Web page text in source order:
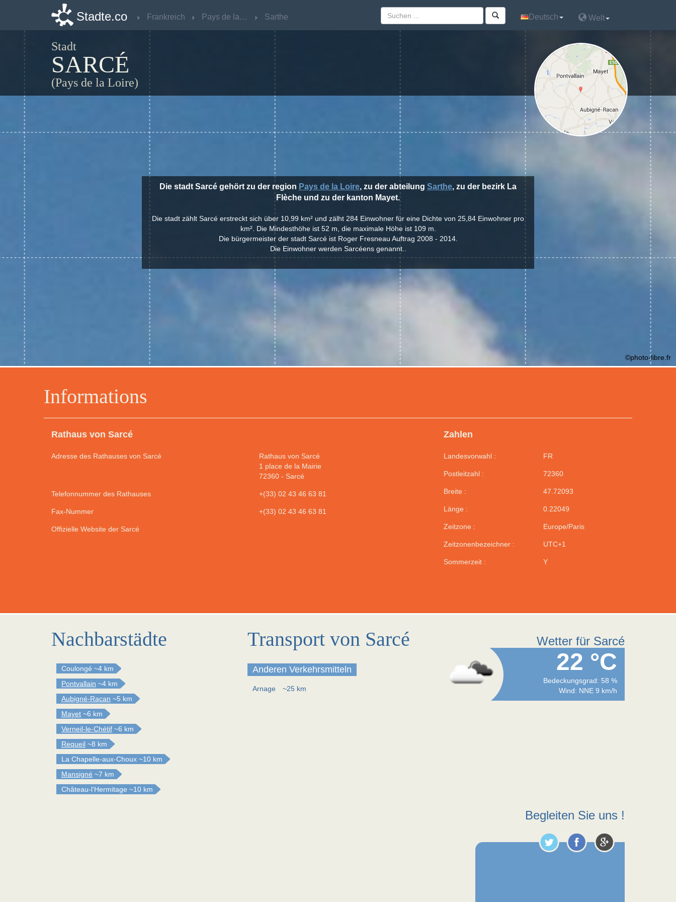
Stadte.co Frankreich Pays de la Loire Sarthe Deutsch Welt
Stadt
SARCÉ
(Pays de la Loire)
Informations
Rathaus von Sarcé
Adresse des Rathauses von Sarcé
Rathaus von Sarcé
1 place de la Mairie
72360- Sarcé
Telefonnummer des Rathauses +(33) 02 43 46 63 81
Fax-Nummer +(33) 02 43 46 63 81
Offizielle Website der Sarcé
Zahlen
Landesvorwahl : FR
Postleitzahl : 72360
Breite : 47.72093
Länge : 0.22049
Zeitzone : Europe/Paris
Zeitzonenbezeichner : UTC+1
Sommerzeit : Y
Die stadt Sarcé gehört zu der region Pays de la Loire, zu der abteilung Sarthe, zu der bezirk La
Flèche und zu der kanton Mayet.
Die stadt zählt Sarcé erstreckt sich über 10,99 km² und zälht 284 Einwohner für eine Dichte von 25,84 Einwohner pro
km². Die Mindesthöhe ist 52 m, die maximale Höhe ist 109 m.
Die bürgermeister der stadt Sarcé ist Roger Fresneau Auftrag 2008 - 2014.
Die Einwohner werden Sarcéens genannt..
©photo-libre.fr
Nachbarstädte
Coulongé ~4 km
Pontvallain ~4 km
Aubigné-Racan ~5 km
Mayet ~6 km
Verneil-le-Chétif ~6 km
Requeil ~8 km
La Chapelle-aux-Choux ~10 km
Mansigné ~7 km
Château-l'Hermitage ~10 km
Transport von Sarcé
Anderen Verkehrsmitteln
Arnage ~25 km
Wetter für Sarcé
22 °C
Bedeckungsgrad: 58 %
Wind: NNE 9 km/h
Begleiten Sie uns !
Stadte.co Frankreich Pays de la Loire Sarthe Deutsch Welt